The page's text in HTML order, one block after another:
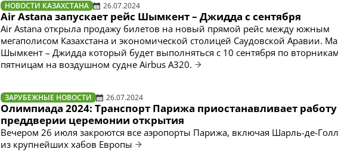
НОВОСТИ КАЗАХСТАНА 26.07.2024
Air Astana запускает рейс Шымкент – Джидда с сентября
Air Astana открыла продажу билетов на новый прямой рейс между южным
мегаполисом Казахстана и экономической столицей Саудовской Аравии.
Шымкент – Джидда который будет выполняться с 10 сентября по
пятницам на воздушном судне Airbus А320.
ЗАРУБЕЖНЫЕ НОВОСТИ 26.07.2024
Олимпиада 2024: Транспорт Парижа приостанавливает
преддверии церемонии открытия
Вечером 26 июля закроются все аэропорты Парижа, включая Шарль-де-
из крупнейших хабов Европы